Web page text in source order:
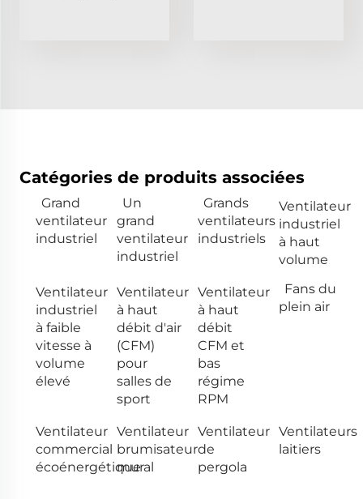
Catégories de produits associées
Grand
ventilateur
industriel
Un
grand
ventilateur
industriel
Grands
ventilateurs
industriels
Ventilateur
industriel
à haut
volume
Ventilateur
industriel
à faible
vitesse à
volume
élevé
Ventilateur
à haut
débit d'air
(CFM)
pour
salles de
sport
Ventilateur
à haut
débit
CFM et
bas
régime
RPM
Fans du
plein air
Ventilateur
commercial
écoénergétique
Ventilateur
brumisateur
mural
Ventilateur
de
pergola
Ventilateurs
laitiers